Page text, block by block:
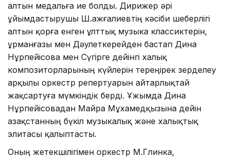
алтын медальға ие болды. Дирижер әрі
ұйымдастырушы Ш.Қажғалиевтің кәсіби шеберлігі
алтын қорға енген ұлттық музыка классиктерін,
Құрманғазы мен Дәулеткерейден бастап Дина
Нұрпейісова мен Сүгірге дейінгі халық
композиторларының күйлерін тереңірек зерделеу
арқылы оркестр репертуарын айтарлықтай
жақсартуға мүмкіндік берді. Ұжымда Дина
Нұрпейісовадан Майра Мұхамедқызына дейін
Қазақстанның бүкіл музыкалық және халықтық
элитасы қалыптасты.
Оның жетекшілігімен оркестр М.Глинка,